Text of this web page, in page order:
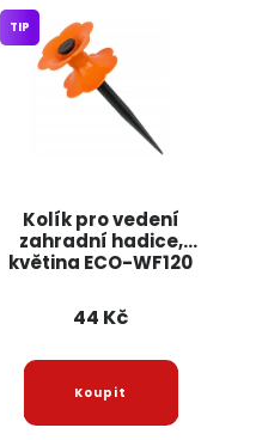
Kolík pro vedení
zahradní hadice,
květina ECO-WF120
TIP
44 Kč